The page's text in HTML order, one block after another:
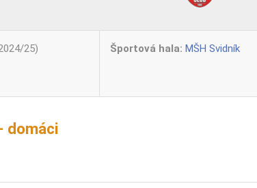
25)
Športová hala: MŠH Svidník
domáci